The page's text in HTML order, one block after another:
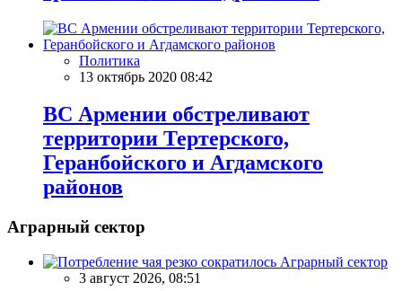
Политика
13 октябрь 2020 08:42
ВС Армении обстреливают
территории Тертерского,
Геранбойского и Агдамского
районов
Аграрный сектор
Аграрный сектор
3 август 2026, 08:51